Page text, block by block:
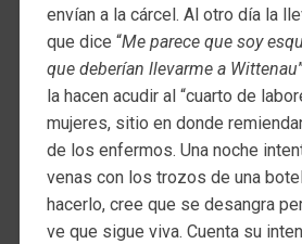
envían a la cárcel. Al otro día la
que dice “Me parece que soy
que deberían llevarme a Wittenau
la hacen acudir al “cuarto de
mujeres, sitio en donde
de los enfermos. Una noche
venas con los trozos de una
hacerlo, cree que se desangra
ve que sigue viva. Cuenta su